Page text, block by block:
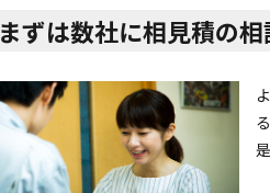
まずは数社に相見積の